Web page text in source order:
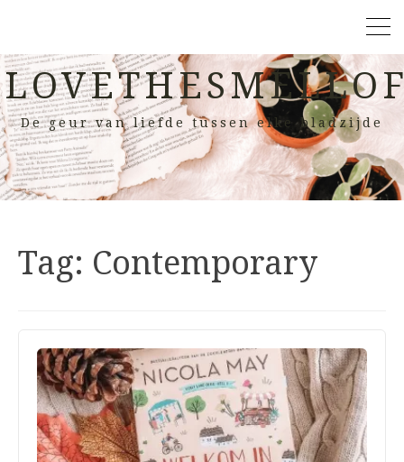
De geur van liefde tussen elke bladzijde
Tag: Contemporary